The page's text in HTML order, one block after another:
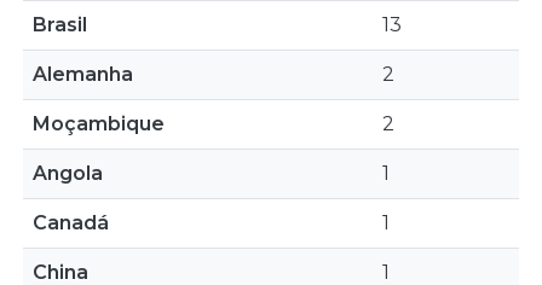
Brasil 13
Alemanha 2
Moçambique 2
Angola 1
Canadá 1
China 1